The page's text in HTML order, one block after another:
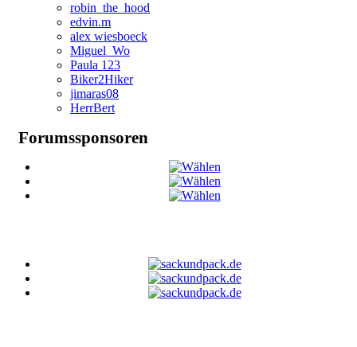
robin_the_hood
edvin.m
alex wiesboeck
Miguel_Wo
Paula 123
Biker2Hiker
jimaras08
HerrBert
Forumssponsoren